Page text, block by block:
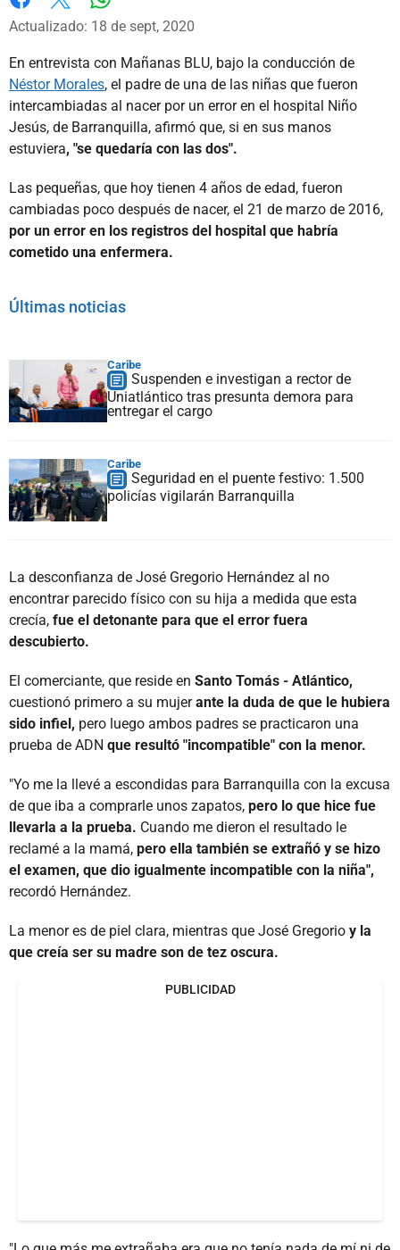
Facebook
X
Actualizado: 18 de sept, 2020
En entrevista con Mañanas BLU, bajo la conducción de
Néstor Morales, el padre de una de las niñas que fueron
intercambiadas al nacer por un error en el hospital Niño
Jesús, de Barranquilla, afirmó que, si en sus manos
estuviera, "se quedaría con las dos".
Las pequeñas, que hoy tienen 4 años de edad, fueron
cambiadas poco después de nacer, el 21 de marzo de 2016,
por un error en los registros del hospital que habría
cometido una enfermera.
Últimas noticias
Caribe
Suspenden e investigan a rector de
Uniatlántico tras presunta demora para
entregar el cargo
Caribe
Seguridad en el puente festivo: 1.500
policías vigilarán Barranquilla
La desconfianza de José Gregorio Hernández al no
encontrar parecido físico con su hija a medida que esta
crecía, fue el detonante para que el error fuera
descubierto.
El comerciante, que reside en Santo Tomás - Atlántico,
cuestionó primero a su mujerante la duda de que le hubiera
sido infiel, pero luego ambos padres se practicaron una
prueba de ADN que resultó "incompatible" con la menor.
"Yo me la llevé a escondidas para Barranquilla con la excusa
de que iba a comprarle unos zapatos, pero lo que hice fue
llevarla a la prueba. Cuando me dieron el resultado le
reclamé a la mamá, pero ella también se extrañó y se hizo
el examen, que dio igualmente incompatible con la niña",
recordó Hernández.
La menor es de piel clara, mientras que José Gregorio y la
que creía ser su madre son de tez oscura.
PUBLICIDAD